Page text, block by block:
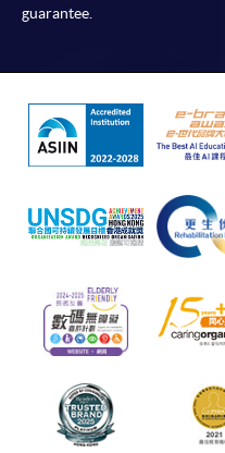
本學院為學院開設的其中
本學院會力求在有關網頁
會保證下列各項：資訊並
準確、資訊適合任何目的
本學院（包括其僱員及附
因所導致的任何損失，一概
付款銀行或獨立商戶因為
失誤、延誤、中斷、中止
來的任何信息或資訊中出現
（3）付款的網關在完成網
誤；（4）任何由付款的網
因，包括未獲授權進入、
guarantee.